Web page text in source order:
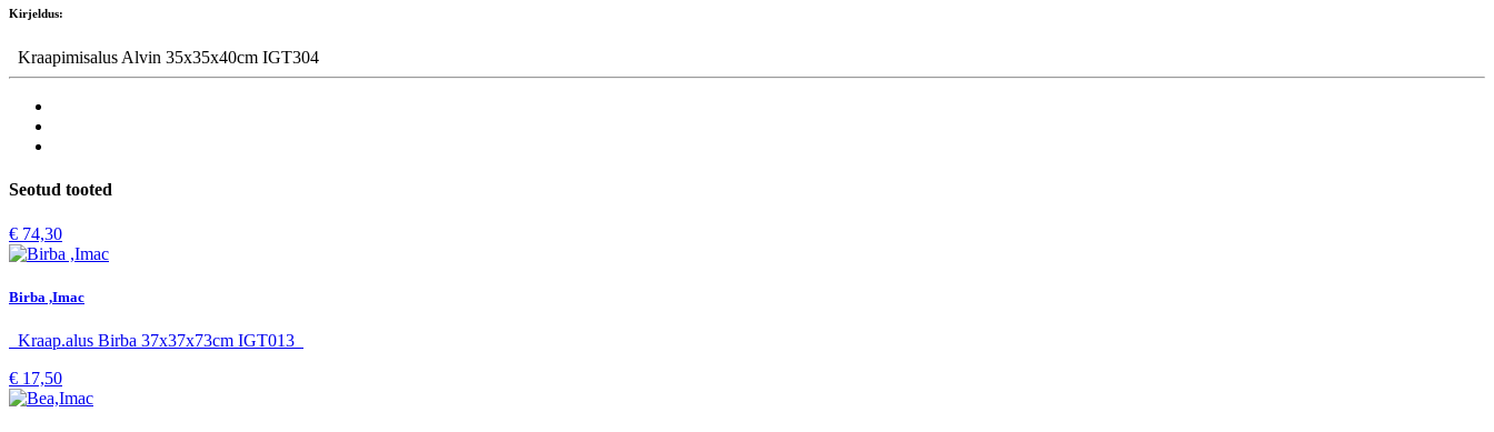
Kirjeldus:
Kraapimisalus Alvin 35x35x40cm IGT304
Seotud tooted
€ 74,30
Birba ,Imac
Kraap.alus Birba 37x37x73cm IGT013
€ 17,50